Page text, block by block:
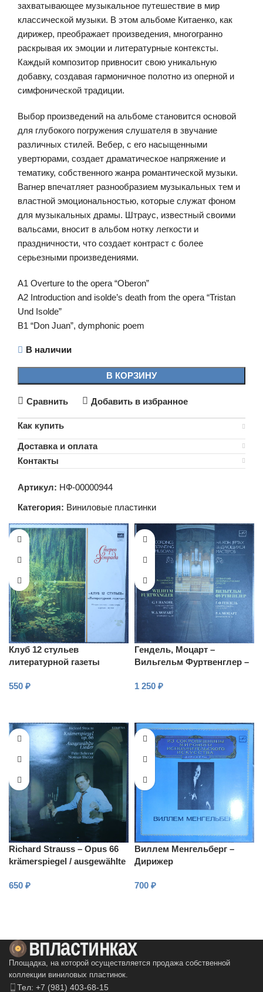
захватывающее музыкальное путешествие в мир
классической музыки. В этом альбоме Китаенко, как
дирижер, преображает произведения, многогранно
раскрывая их эмоции и литературные контексты.
Каждый композитор привносит свою уникальную
добавку, создавая гармоничное полотно из оперной и
симфонической традиции.
Выбор произведений на альбоме становится основой
для глубокого погружения слушателя в звучание
различных стилей. Вебер, с его насыщенными
увертюрами, создает драматическое напряжение и
тематику, собственного жанра романтической музыки.
Вагнер впечатляет разнообразием музыкальных тем и
властной эмоциональностью, которые служат фоном
для музыкальных драмы. Штраус, известный своими
вальсами, вносит в альбом нотку легкости и
праздничности, что создает контраст с более
серьезными произведениями.
A1 Overture to the opera “Oberon”
A2 Introduction and isolde’s death from the opera “Tristan
Und Isolde”
B1 “Don Juan”, dymphonic poem
В наличии
В КОРЗИНУ
Сравнить Добавить в избранное
Как купить
Доставка и оплата
Контакты
Артикул: НФ-00000944
Категория: Виниловые пластинки
Клуб 12 стульев
литературной газеты
550 ₽
Гендель, Моцарт –
Вильгельм Фуртвенглер –
Симфония № 39
1 250 ₽
Richard Strauss – Opus 66
krämerspiegel / ausgewählte
650 ₽
Виллем Менгельберг –
Дирижер
700 ₽
Площадка, на которой осуществляется продажа собственной
коллекции виниловых пластинок.
Тел: +7 (981) 403-68-15